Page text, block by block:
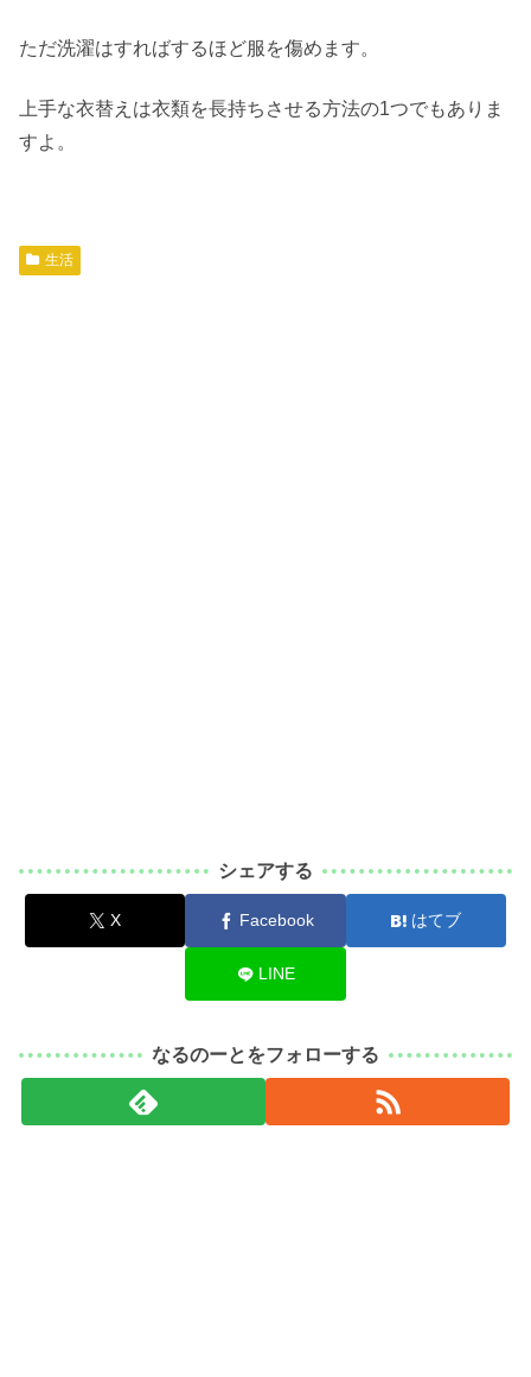
ただ洗濯はすればするほど服を傷めます。
上手な衣替えは衣類を長持ちさせる方法の1つでもありま
すよ。
生活
シェアする
X Facebook はてブ
LINE
なるのーとをフォローする